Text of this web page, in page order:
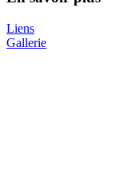
Liens
Gallerie